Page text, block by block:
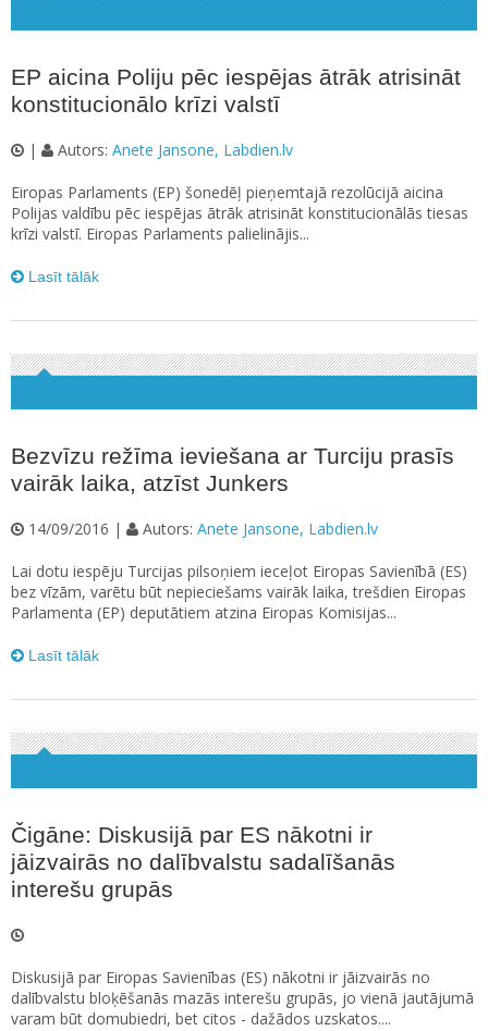
EP aicina Poliju pēc iespējas ātrāk atrisināt
konstitucionālo krīzi valstī
| Autors: Anete Jansone, Labdien.lv
Eiropas Parlaments (EP) šonedēļ pieņemtajā rezolūcijā aicina
Polijas valdību pēc iespējas ātrāk atrisināt konstitucionālās tiesas
krīzi valstī. Eiropas Parlaments palielinājis...
Lasīt tālāk
Bezvīzu režīma ieviešana ar Turciju prasīs
vairāk laika, atzīst Junkers
14/09/2016 | Autors: Anete Jansone, Labdien.lv
Lai dotu iespēju Turcijas pilsoņiem ieceļot Eiropas Savienībā (ES)
bez vīzām, varētu būt nepieciešams vairāk laika, trešdien Eiropas
Parlamenta (EP) deputātiem atzina Eiropas Komisijas...
Lasīt tālāk
Čigāne: Diskusijā par ES nākotni ir
jāizvairās no dalībvalstu sadalīšanās
interešu grupās
Diskusijā par Eiropas Savienības (ES) nākotni ir jāizvairās no
dalībvalstu bloķēšanās mazās interešu grupās, jo vienā jautājumā
varam būt domubiedri, bet citos - dažādos uzskatos....